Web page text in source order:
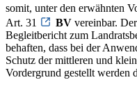
somit, unter den erwähnten
Art. 31
BV vereinbar.
Begleitbericht zum
behaften, dass bei der
Schutz der mittleren und
Vordergrund gestellt werden